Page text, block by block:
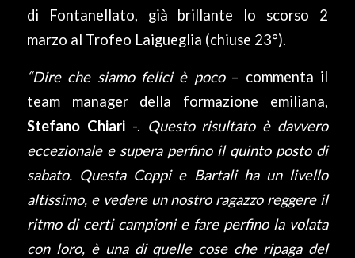
di Fontanellato, già brillante lo scorso 2
marzo al Trofeo Laigueglia (chiuse 23°).
“Dire che siamo felici è poco– commenta il
team manager della formazione emiliana,
Stefano Chiari-. Questo risultato è davvero
eccezionale e supera perfino il quinto posto di
sabato. Questa Coppi e Bartali ha un livello
altissimo, e vedere un nostro ragazzo reggere il
ritmo di certi campioni e fare perfino la volata
con loro, è una di quelle cose che ripaga del